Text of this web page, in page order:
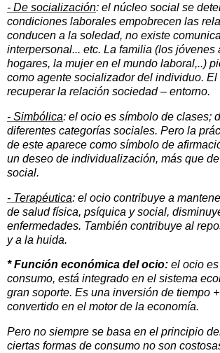
- De socialización: el núcleo social se
condiciones laborales empobrecen las
conducen a la soledad, no existe
interpersonal... etc. La familia (los jóvenes
hogares, la mujer en el mundo laboral,..)
como agente socializador del individuo. El
recuperar la relación sociedad – entorno.
- Simbólica: el ocio es símbolo de clases;
diferentes categorías sociales. Pero la
de este aparece como símbolo de
un deseo de individualización, más que
social.
- Terapéutica: el ocio contribuye a
de salud física, psíquica y social,
enfermedades. También contribuye al
y a la huida.
* Función económica del ocio: el ocio
consumo, está integrado en el sistema
gran soporte. Es una inversión de tiempo
convertido en el motor de la economía.
Pero no siempre se basa en el principio
ciertas formas de consumo no son